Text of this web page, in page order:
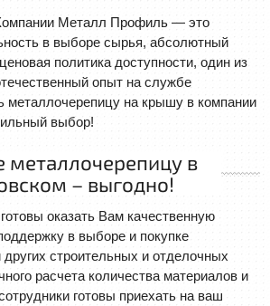
Металл Профиль — это
в выборе сырья, абсолютный
политика доступности, один из
опыт на службе
металлочерепицу на крышу в компании
выбор!
металлочерепицу в
– выгодно!
оказать Вам качественную
в выборе и покупке
строительных и отделочных
расчета количества материалов и
готовы приехать на ваш